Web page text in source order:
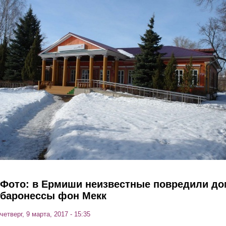
Перейти к основному содержанию
Фото: в Ермиши неизвестные повредили
баронессы фон Мекк
четверг, 9 марта, 2017 - 15:35